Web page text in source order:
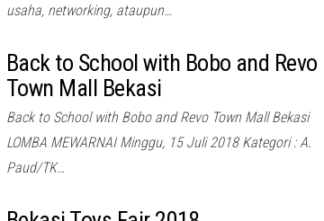
usaha, networking, ataupun…
Back to School with Bobo and Revo
Town Mall Bekasi
Back to School with Bobo and Revo Town Mall Bekasi
LOMBA MEWARNAI Minggu, 15 Juli 2018 Kategori : A.
Paud/TK…